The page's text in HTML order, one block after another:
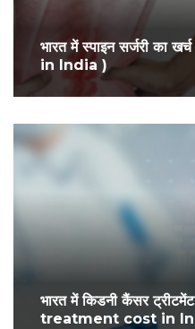
भारत में स्पाइन सर्जरी
in India )
भारत में किडनी कैंसर
treatment cost in